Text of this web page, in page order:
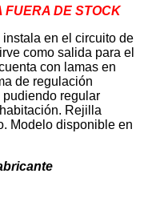
FUERA DE STOCK
en el circuito de
como salida para el
con lamas en
de regulación
pudiendo regular
Rejilla
Modelo disponible en